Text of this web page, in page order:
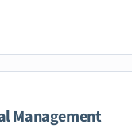
Management